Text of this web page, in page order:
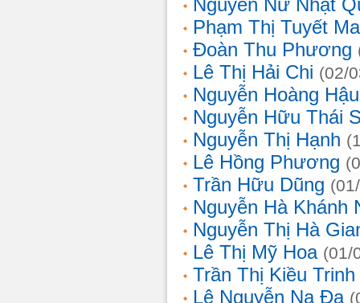
Nguyễn Nữ Nhật
Phạm Thị Tuyết
Đoàn Thu Phương
Lê Thị Hải Chi (02/
Nguyễn Hoàng Hậu
Nguyễn Hữu Thái
Nguyễn Thị Hạnh
Lê Hồng Phương
Trần Hữu Dũng
Nguyễn Hà Khánh
Nguyễn Thị Hà
Lê Thị Mỹ Hoa (01/
Trần Thị Kiều Trinh
Lê Nguyễn Na Đa